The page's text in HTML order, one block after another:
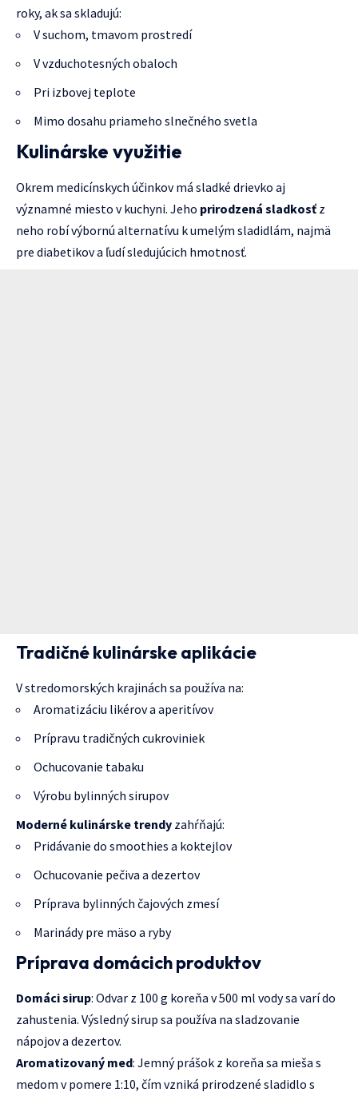
roky, ak sa skladujú:
V suchom, tmavom prostredí
V vzduchotesných obaloch
Pri izbovej teplote
Mimo dosahu priameho slnečného svetla
Kulinárske využitie
Okrem medicínskych účinkov má sladké drievko aj
významné miesto v kuchyni. Jeho prirodzená sladkosť z
neho robí výbornú alternatívu k umelým sladidlám, najmä
pre diabetikov a ľudí sledujúcich hmotnosť.
Tradičné kulinárske aplikácie
V stredomorských krajinách sa používa na:
Aromatizáciu likérov a aperitívov
Prípravu tradičných cukroviniek
Ochucovanie tabaku
Výrobu bylinných sirupov
Moderné kulinárske trendy zahŕňajú:
Pridávanie do smoothies a koktejlov
Ochucovanie pečiva a dezertov
Príprava bylinných čajových zmesí
Marinády pre mäso a ryby
Príprava domácich produktov
Domáci sirup: Odvar z 100 g koreňa v 500 ml vody sa varí do
zahustenia. Výsledný sirup sa používa na sladzovanie
nápojov a dezertov.
Aromatizovaný med: Jemný prášok z koreňa sa mieša s
medom v pomere 1:10, čím vzniká prirodzené sladidlo s